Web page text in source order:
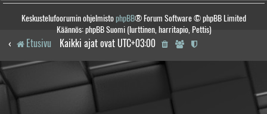
Keskustelufoorumin ohjelmistophpBB® Forum Software © phpBB Limited
Käännös: phpBB Suomi (lurttinen, harritapio, Pettis)
Etusivu Kaikki ajat ovat UTC+03:00